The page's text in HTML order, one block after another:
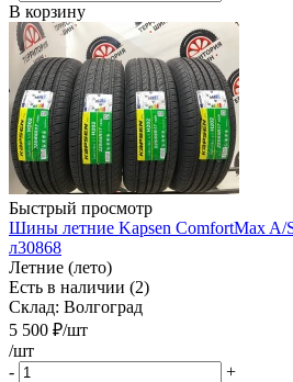
В корзину
Быстрый просмотр
Шины летние Kapsen ComfortMax A/
л30868
Летние (лето)
Есть в наличии (2)
Склад: Волгоград
5 500 ₽/шт
/шт
-
+